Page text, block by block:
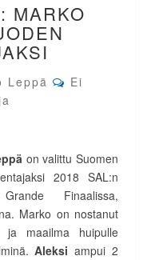
MARKO
Leppä Comments
Ei
on valittu Suomen
2018 SAL:n
Finaalissa,
Marko on nostanut
ja maailma huipulle
Aleksiampui 2